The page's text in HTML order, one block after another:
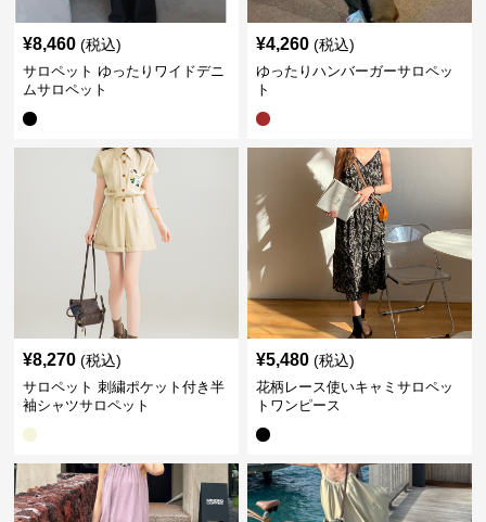
¥8,460 (税込)
サロペット ゆったりワイドデニ
ムサロペット
¥4,260 (税込)
ゆったりハンバーガーサロペッ
ト
¥8,270 (税込)
サロペット 刺繍ポケット付き半
袖シャツサロペット
¥5,480 (税込)
花柄レース使いキャミサロペッ
トワンピース